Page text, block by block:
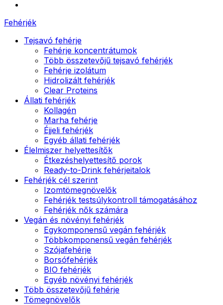
Fehérjék
Tejsavó fehérje
Fehérje koncentrátumok
Több összetevőjű tejsavó fehérjék
Fehérje izolátum
Hidrolizált fehérjék
Clear Proteins
Állati fehérjék
Kollagén
Marha fehérje
Éjjeli fehérjék
Egyéb állati fehérjék
Élelmiszer helyettesítők
Étkezéshelyettesítő porok
Ready-to-Drink fehérjeitalok
Fehérjék cél szerint
Izomtömegnövelők
Fehérjék testsúlykontroll támogatásához
Fehérjék nők számára
Vegán és növényi fehérjék
Egykomponensű vegán fehérjék
Többkomponensű vegán fehérjék
Szójafehérje
Borsófehérjék
BIO fehérjék
Egyéb növényi fehérjék
Több összetevőjű fehérje
Tömegnövelők